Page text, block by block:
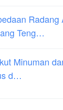
Radang
Teng…
Minuman
d…